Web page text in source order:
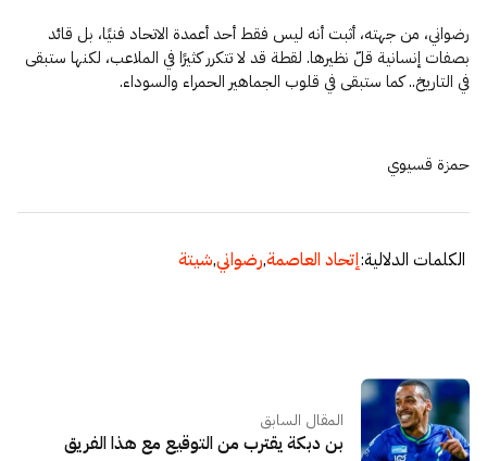
رضواني، من جهته، أثبت أنه ليس فقط أحد أعمدة الاتحاد فنيًا، بل قائد
بصفات إنسانية قلّ نظيرها. لقطة قد لا تتكرر كثيرًا في الملاعب، لكنها ستبقى
في التاريخ.. كما ستبقى في قلوب الجماهير الحمراء والسوداء.
حمزة قسيوي
الكلمات الدلالية:إتحاد العاصمة,رضواني,شيتة
المقال السابق
بن دبكة يقترب من التوقيع مع هذا الفريق